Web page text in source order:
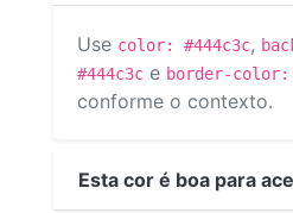
Use color: #444c3c,
#444c3c e border-color:
conforme o contexto.
Esta cor é boa para